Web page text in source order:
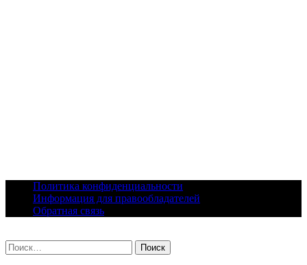
content
Политика конфиденциальности
Информация для правообладателей
Обратная связь
Найти: